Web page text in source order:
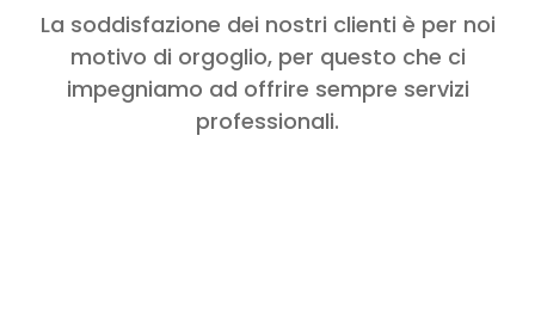
La soddisfazione dei nostri clienti è per noi
motivo di orgoglio, per questo che ci
impegniamo ad offrire sempre servizi
professionali.